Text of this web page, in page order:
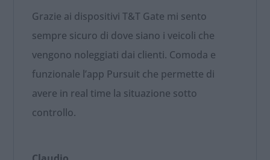
Grazie ai dispositivi T&T Gate mi sento
sempre sicuro di dove siano i veicoli che
vengono noleggiati dai clienti. Comoda e
funzionale l’app Pursuit che permette di
avere in real time la situazione sotto
controllo.